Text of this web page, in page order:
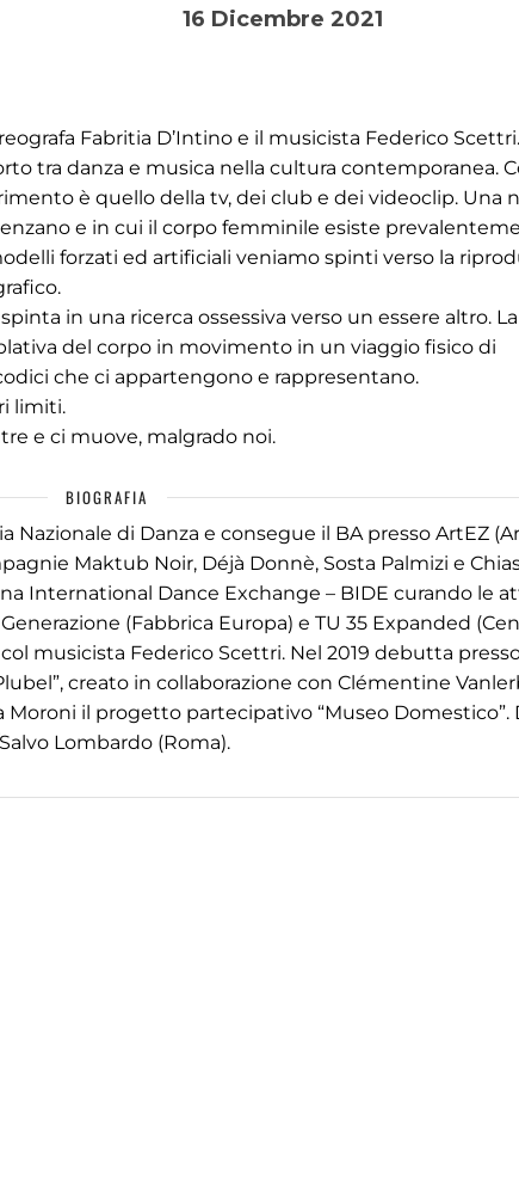
16 Dicembre 2021
Fabritia D’Intino e il musicista Federico Scettri.
tra danza e musica nella cultura contemporanea.
è quello della tv, dei club e dei videoclip. Una
e in cui il corpo femminile esiste
forzati ed artificiali veniamo spinti verso la
in una ricerca ossessiva verso un essere altro.
del corpo in movimento in un viaggio fisico di
che ci appartengono e rappresentano.
limiti.
e ci muove, malgrado noi.
BIOGRAFIA
Nazionale di Danza e consegue il BA presso ArtEZ
Maktub Noir, Déjà Donnè, Sosta Palmizi e
International Dance Exchange – BIDE curando le
(Fabbrica Europa) e TU 35 Expanded
musicista Federico Scettri. Nel 2019 debutta
creato in collaborazione con Clémentine
il progetto partecipativo “Museo Domestico”.
Lombardo (Roma).